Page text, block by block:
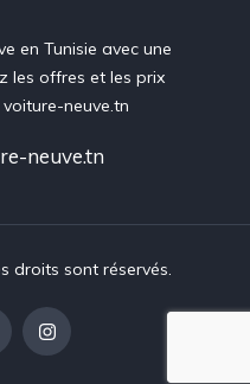
en Tunisie avec une
les offres et les prix
neuve.tn
neuve.tn
droits sont réservés.